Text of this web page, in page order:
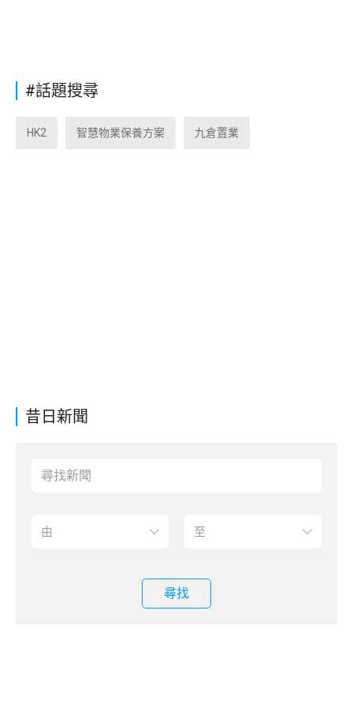
昔日新聞
尋找
#話題搜尋
HK2 智慧物業保養方案 九倉置業